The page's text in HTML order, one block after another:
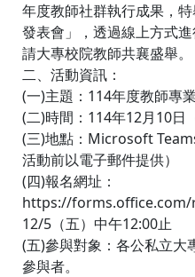
年度教師社群執行成果，
發表會」，透過線上方式
請大專校院教師共襄盛舉。
二、活動資訊：
(一)主題：114年度教師專
(二)時間：114年12月10日
(三)地點：Microsoft
活動前以電子郵件提供）
(四)報名網址：
https://forms.office.com/
12/5（五）中午12:00止
(五)參與對象：各公私立大
參與者。